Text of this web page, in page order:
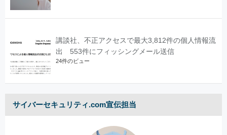
講談社、不正アクセスで最大3,812件の個人情報流
出 553件にフィッシングメール送信
24件のビュー
サイバーセキュリティ.com宣伝担当